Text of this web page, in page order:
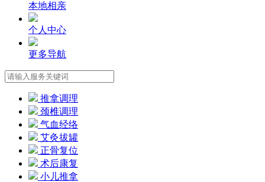
本地相亲
个人中心
更多导航
推拿调理
颈椎调理
气血经络
艾灸拔罐
正骨复位
术后康复
小儿推拿